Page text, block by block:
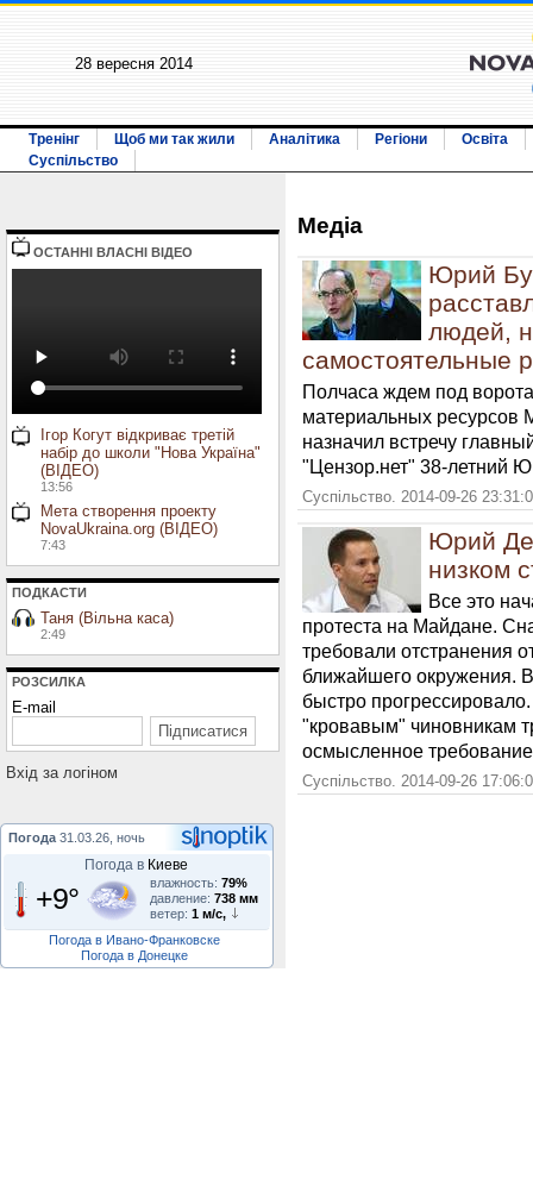
28 вересня 2014
Тренінг Щоб ми так жили Аналітика Регіони
Освіта
Суспільство
ОСТАННI ВЛАСНI ВIДЕО
Ігор Когут відкриває третій
набір до школи "Нова Україна"
(ВІДЕО)
13:56
Мета створення проекту
NovaUkraina.org (ВІДЕО)
7:43
ПОДКАСТИ
Таня (Вільна каса)
2:49
РОЗСИЛКА
E-mail
Вхiд за логiном
Погода 31.03.26, ночь
Погода в Киеве
+9° влажность: 79%
давление: 738 мм
ветер: 1 м/с,
Погода в Ивано-Франковске
Погода в Донецке
Медiа
Юрий
людей,
самостоятельные
Полчаса ждем под
материальных ресурсов
назначил встречу
"Цензор.нет" 38-летний
Суспільство. 2014-09-26
Юрий
низком
Все это
протеста на Майдане.
требовали отстранения
ближайшего окружения.
быстро
"кровавым" чиновникам
осмысленное требование
Суспільство. 2014-09-26